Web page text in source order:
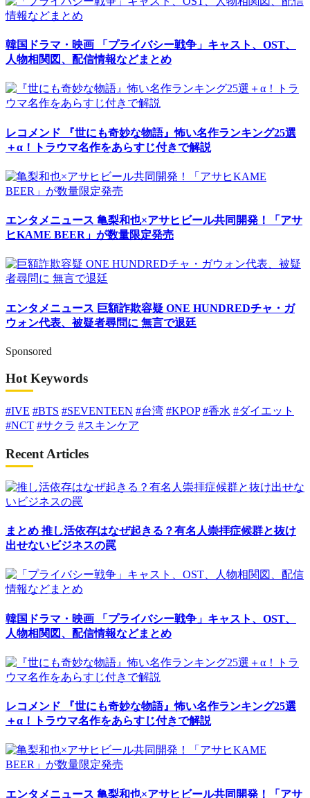
韓国ドラマ・映画 「プライバシー戦争」キャスト、OST、
人物相関図、配信情報などまとめ
レコメンド 『世にも奇妙な物語』怖い名作ランキング25選
＋α！トラウマ名作をあらすじ付きで解説
エンタメニュース 亀梨和也×アサヒビール共同開発！「アサ
ヒKAME BEER」が数量限定発売
エンタメニュース 巨額詐欺容疑 ONE HUNDREDチャ・ガ
ウォン代表、被疑者尋問に 無言で退廷
Sponsored
Hot Keywords
#IVE #BTS #SEVENTEEN #台湾 #KPOP #香水 #ダイエット
#NCT #サクラ #スキンケア
Recent Articles
まとめ 推し活依存はなぜ起きる？有名人崇拝症候群と抜け
出せないビジネスの罠
韓国ドラマ・映画 「プライバシー戦争」キャスト、OST、
人物相関図、配信情報などまとめ
レコメンド 『世にも奇妙な物語』怖い名作ランキング25選
＋α！トラウマ名作をあらすじ付きで解説
エンタメニュース 亀梨和也×アサヒビール共同開発！「アサ